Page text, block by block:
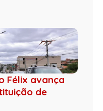
Félix avança
de